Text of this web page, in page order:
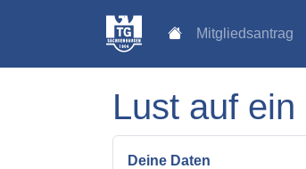
Mitgliedsantrag
Lust auf
Deine Daten